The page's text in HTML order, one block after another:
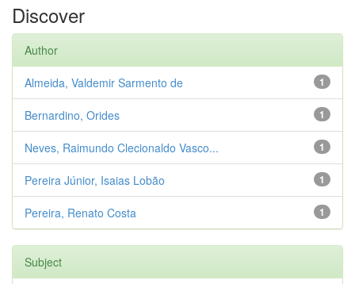
Discover
Author
1
Almeida, Valdemir Sarmento de
1
Bernardino, Orides
1
Neves, Raimundo Clecionaldo Vasco...
1
Pereira Júnior, Isaias Lobão
1
Pereira, Renato Costa
Subject